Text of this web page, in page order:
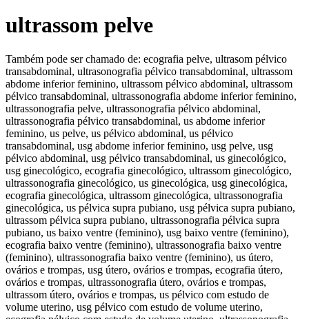
ultrassom pelve
Também pode ser chamado de: ecografia pelve, ultrasom pélvico
transabdominal, ultrasonografia pélvico transabdominal, ultrassom
abdome inferior feminino, ultrassom pélvico abdominal, ultrassom
pélvico transabdominal, ultrassonografia abdome inferior feminino,
ultrassonografia pelve, ultrassonografia pélvico abdominal,
ultrassonografia pélvico transabdominal, us abdome inferior
feminino, us pelve, us pélvico abdominal, us pélvico
transabdominal, usg abdome inferior feminino, usg pelve, usg
pélvico abdominal, usg pélvico transabdominal, us ginecológico,
usg ginecológico, ecografia ginecológico, ultrassom ginecológico,
ultrassonografia ginecológico, us ginecológica, usg ginecológica,
ecografia ginecológica, ultrassom ginecológica, ultrassonografia
ginecológica, us pélvica supra pubiano, usg pélvica supra pubiano,
ultrassom pélvica supra pubiano, ultrassonografia pélvica supra
pubiano, us baixo ventre (feminino), usg baixo ventre (feminino),
ecografia baixo ventre (feminino), ultrassonografia baixo ventre
(feminino), ultrassonografia baixo ventre (feminino), us útero,
ovários e trompas, usg útero, ovários e trompas, ecografia útero,
ovários e trompas, ultrassonografia útero, ovários e trompas,
ultrassom útero, ovários e trompas, us pélvico com estudo de
volume uterino, usg pélvico com estudo de volume uterino,